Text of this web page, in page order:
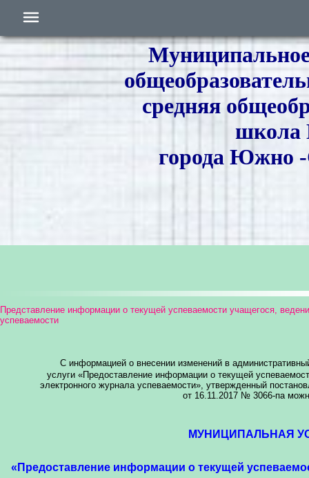
средняя
школа
города Южно -
Представление информации о текущей успеваемости учащегося,
успеваемости
С информацией о внесении изменений в
услуги «Предоставление информации о текущей
электронного журнала успеваемости», утвержденный
от 16.11.2017 № 3066-па
МУНИЦИПАЛЬНАЯ
«Предоставление информации о текущей